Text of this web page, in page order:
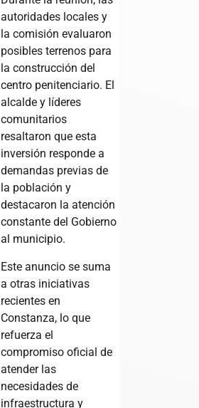
autoridades locales y
la comisión evaluaron
posibles terrenos para
la construcción del
centro penitenciario. El
alcalde y líderes
comunitarios
resaltaron que esta
inversión responde a
demandas previas de
la población y
destacaron la atención
constante del Gobierno
al municipio.
Este anuncio se suma
a otras iniciativas
recientes en
Constanza, lo que
refuerza el
compromiso oficial de
atender las
necesidades de
infraestructura y